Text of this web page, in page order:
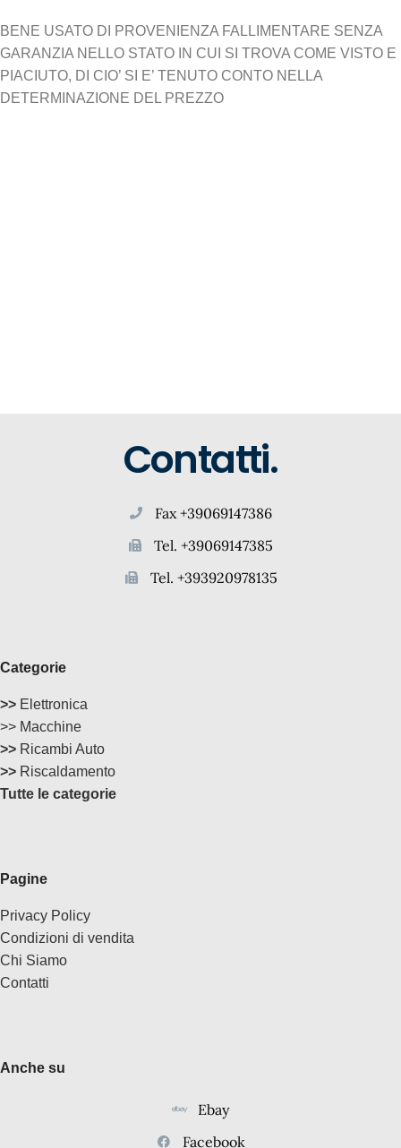
BENE USATO DI PROVENIENZA FALLIMENTARE SENZA
GARANZIA NELLO STATO IN CUI SI TROVA COME VISTO E
PIACIUTO, DI CIO’ SI E’ TENUTO CONTO NELLA
DETERMINAZIONE DEL PREZZO
Contatti.
Fax +39069147386
Tel. +39069147385
Tel. +393920978135
Categorie
>> Elettronica
>> Macchine
>> Ricambi Auto
>> Riscaldamento
Tutte le categorie
Pagine
Privacy Policy
Condizioni di vendita
Chi Siamo
Contatti
Anche su
Ebay
Facebook